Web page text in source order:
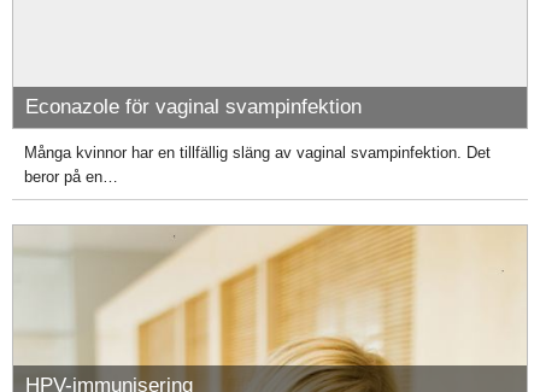
Econazole för vaginal svampinfektion
Många kvinnor har en tillfällig släng av vaginal svampinfektion. Det
beror på en…
HPV-immunisering